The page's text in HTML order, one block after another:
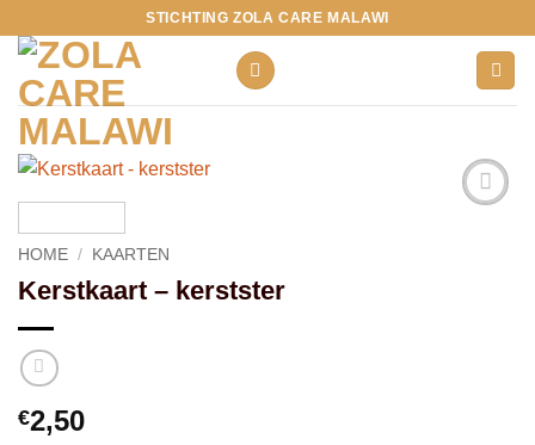
naar
inhoud
STICHTING ZOLA CARE MALAWI
HOME / KAARTEN
Kerstkaart – kerstster
€2,50